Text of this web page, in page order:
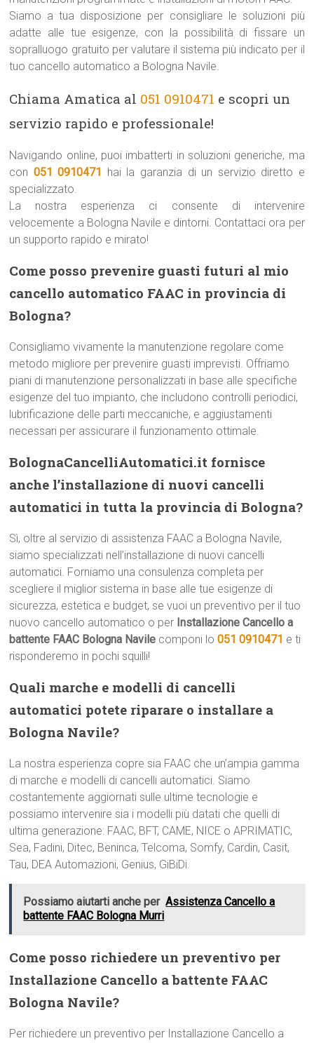
Siamo a tua disposizione per consigliare le soluzioni più
adatte alle tue esigenze, con la possibilità di fissare un
sopralluogo gratuito per valutare il sistema più indicato per il
tuo cancello automatico a Bologna Navile.
Chiama Amatica al 051 0910471 e scopri un
servizio rapido e professionale!
Navigando online, puoi imbatterti in soluzioni generiche, ma
con 051 0910471 hai la garanzia di un servizio diretto e
specializzato.
La nostra esperienza ci consente di intervenire
velocemente a Bologna Navile e dintorni. Contattaci ora per
un supporto rapido e mirato!
Come posso prevenire guasti futuri al mio
cancello automatico FAAC in provincia di
Bologna?
Consigliamo vivamente la manutenzione regolare come
metodo migliore per prevenire guasti imprevisti. Offriamo
piani di manutenzione personalizzati in base alle specifiche
esigenze del tuo impianto, che includono controlli periodici,
lubrificazione delle parti meccaniche, e aggiustamenti
necessari per assicurare il funzionamento ottimale.
BolognaCancelliAutomatici.it fornisce
anche l’installazione di nuovi cancelli
automatici in tutta la provincia di Bologna?
Sì, oltre al servizio di assistenza FAAC a Bologna Navile,
siamo specializzati nell’installazione di nuovi cancelli
automatici. Forniamo una consulenza completa per
scegliere il miglior sistema in base alle tue esigenze di
sicurezza, estetica e budget, se vuoi un preventivo per il tuo
nuovo cancello automatico o per Installazione Cancello a
battente FAAC Bologna Navile componi lo051 0910471 e ti
risponderemo in pochi squilli!
Quali marche e modelli di cancelli
automatici potete riparare o installare a
Bologna Navile?
La nostra esperienza copre sia FAAC che un’ampia gamma
di marche e modelli di cancelli automatici. Siamo
costantemente aggiornati sulle ultime tecnologie e
possiamo intervenire sia i modelli più datati che quelli di
ultima generazione: FAAC, BFT, CAME, NICE o APRIMATIC,
Sea, Fadini, Ditec, Beninca, Telcoma, Somfy, Cardin, Casit,
Tau, DEA Automazioni, Genius, GiBiDi.
Possiamo aiutarti anche per Assistenza Cancello a
battente FAAC Bologna Murri
Come posso richiedere un preventivo per
Installazione Cancello a battente FAAC
Bologna Navile?
Per richiedere un preventivo per Installazione Cancello a